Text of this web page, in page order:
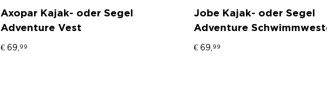
Axopar Kajak- oder Segel
Adventure Vest
€ 69, 99
Jobe Kajak- oder Segel
Adventure
€ 69, 99